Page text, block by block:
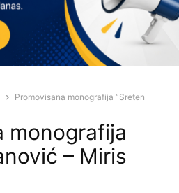
Promovisana monografija “Sreten
monografija
– Miris